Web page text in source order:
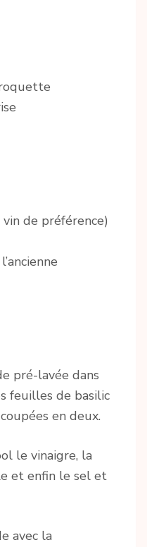
vin de préférence)
pré-lavée dans
feuilles de basilic
en deux.
le vinaigre, la
et enfin le sel et
avec la